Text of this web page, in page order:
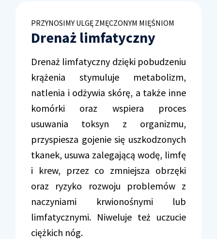
PRZYNOSIMY ULGĘ ZMĘCZONYM MIĘŚNIOM
Drenaż limfatyczny
Drenaż limfatyczny dzięki pobudzeniu
krążenia stymuluje metabolizm,
natlenia i odżywia skórę, a także inne
komórki oraz wspiera proces
usuwania toksyn z organizmu,
przyspiesza gojenie się uszkodzonych
tkanek, usuwa zalegającą wodę, limfę
i krew, przez co zmniejsza obrzęki
oraz ryzyko rozwoju problemów z
naczyniami krwionośnymi lub
limfatycznymi. Niweluje też uczucie
ciężkich nóg.